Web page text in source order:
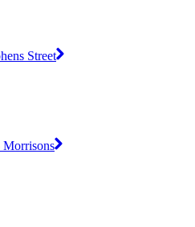
Street
Morrisons